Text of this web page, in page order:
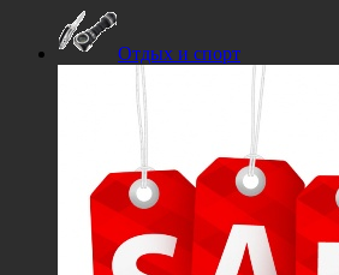
Отдых и спорт